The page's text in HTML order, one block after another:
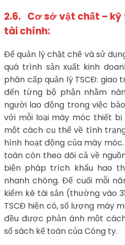
2.6. Cơ sở vật chất –
tài chính:
Để quản lý chặt chẽ và sử
quá trình sản xuất kinh
phân cấp quản lý TSCĐ: giao
đến từng bộ phận nhằm
người lao động trong việc
với mỗi loại máy móc thiết
một cách cụ thể về tình
hình hoạt động của máy
toán còn theo dõi cả về
biện pháp trích khấu hao
nhanh chóng. Để cuối mỗi
kiểm kê tài sản (thường vào
TSCĐ hiện có, số lượng máy
đều được phản ánh một
sổ sách kế toán của Công ty.